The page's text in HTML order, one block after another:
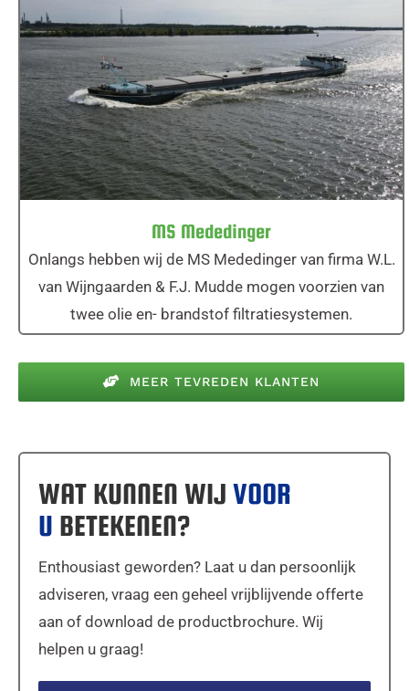
MS Mededinger
MS Mededinger
Onlangs hebben wij de MS Mededinger van firma W.L.
van Wijngaarden & F.J. Mudde mogen voorzien van
twee olie en- brandstof filtratiesystemen.
MEER TEVREDEN KLANTEN
WAT KUNNEN WIJ VOOR
U BETEKENEN?
Enthousiast geworden? Laat u dan persoonlijk
adviseren, vraag een geheel vrijblijvende offerte
aan of download de productbrochure. Wij
helpen u graag!